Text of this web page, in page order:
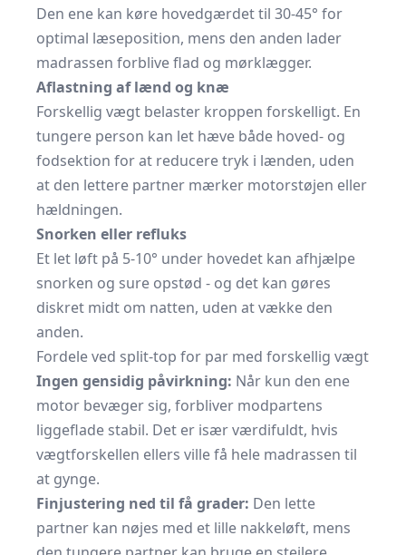
Den ene kan køre hovedgærdet til 30-45° for
optimal læseposition, mens den anden lader
madrassen forblive flad og mørklægger.
Aflastning af lænd og knæ
Forskellig vægt belaster kroppen forskelligt. En
tungere person kan let hæve både hoved- og
fodsektion for at reducere tryk i lænden, uden
at den lettere partner mærker motorstøjen eller
hældningen.
Snorken eller refluks
Et let løft på 5-10° under hovedet kan afhjælpe
snorken og sure opstød - og det kan gøres
diskret midt om natten, uden at vække den
anden.
Fordele ved split-top for par med forskellig vægt
Ingen gensidig påvirkning: Når kun den ene
motor bevæger sig, forbliver modpartens
liggeflade stabil. Det er især værdifuldt, hvis
vægtforskellen ellers ville få hele madrassen til
at gynge.
Finjustering ned til få grader: Den lette
partner kan nøjes med et lille nakkeløft, mens